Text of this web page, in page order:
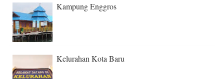
Kampung Enggros
Kelurahan Kota Baru